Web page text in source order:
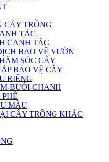
CÂY TRỒNG
TÁC
CANH TÁC
BẢO VỆ VƯỜN
SÓC CÂY
BẢO VỆ CÂY
RIÊNG
BƯỞI-CHANH
MÀU
CÂY TRỒNG KHÁC